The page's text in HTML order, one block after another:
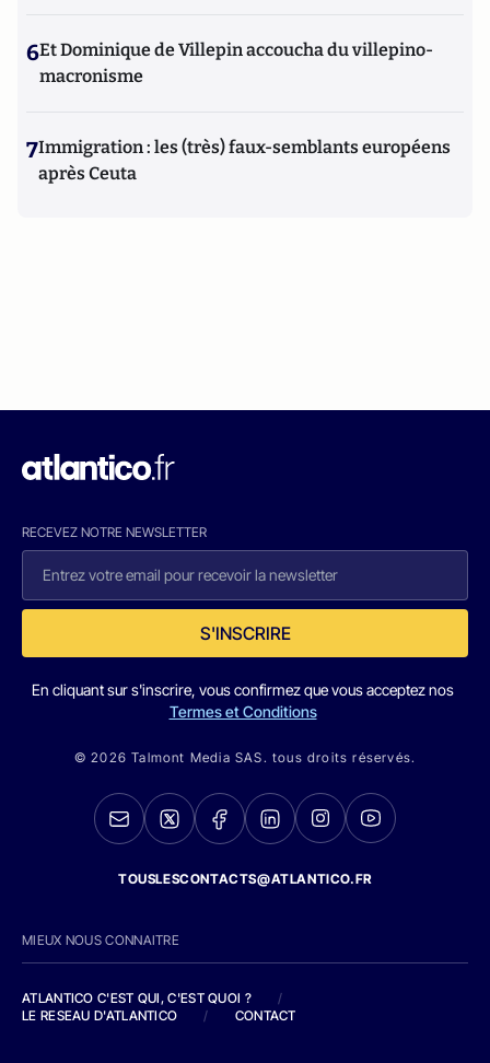
6Et Dominique de Villepin accoucha du villepino-
macronisme
7Immigration : les (très) faux-semblants européens
après Ceuta
RECEVEZ NOTRE NEWSLETTER
S'INSCRIRE
En cliquant sur s'inscrire, vous confirmez que vous acceptez nos
Termes et Conditions
© 2026 Talmont Media SAS. tous droits réservés.
TOUSLESCONTACTS@ATLANTICO.FR
MIEUX NOUS CONNAITRE
ATLANTICO C'EST QUI, C'EST QUOI ?
/
LE RESEAU D'ATLANTICO
/ CONTACT